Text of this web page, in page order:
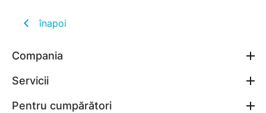
înapoi
Compania
Servicii
Pentru cumpărători